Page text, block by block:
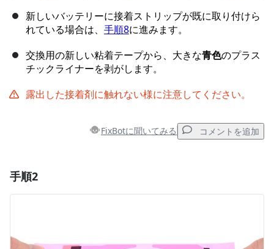
新しいバッテリーに接着ストリップが既に取り付けら
れている場合は、 手順8に進みます。
交換用の新しい粘着テープから、大きな青色のプラス
チックライナーを剥がします。
露出した接着剤に触れない様に注意してください。
FixBotに聞いてみる コメントを追加
手順2